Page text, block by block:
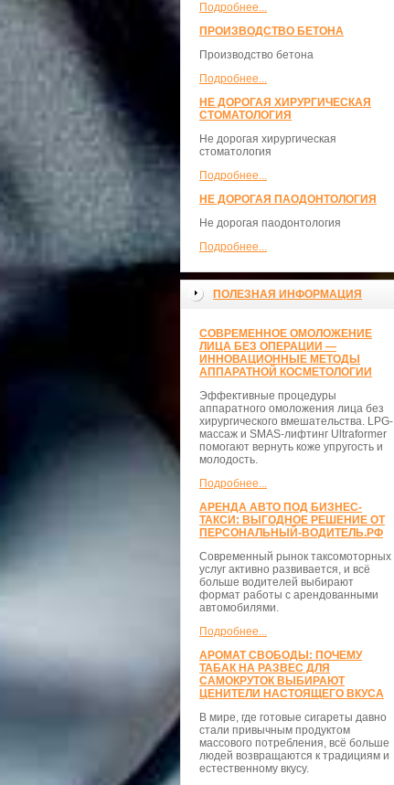
Подробнее...
ПРОИЗВОДСТВО БЕТОНА
Производство бетона
Подробнее...
НЕ ДОРОГАЯ ХИРУРГИЧЕСКАЯ
СТОМАТОЛОГИЯ
Не дорогая хирургическая
стоматология
Подробнее...
НЕ ДОРОГАЯ ПАОДОНТОЛОГИЯ
Не дорогая паодонтология
Подробнее...
ПОЛЕЗНАЯ ИНФОРМАЦИЯ
СОВРЕМЕННОЕ ОМОЛОЖЕНИЕ
ЛИЦА БЕЗ ОПЕРАЦИИ —
ИННОВАЦИОННЫЕ МЕТОДЫ
АППАРАТНОЙ КОСМЕТОЛОГИИ
Эффективные процедуры
аппаратного омоложения лица без
хирургического вмешательства. LPG-
массаж и SMAS-лифтинг Ultraformer
помогают вернуть коже упругость и
молодость.
Подробнее...
АРЕНДА АВТО ПОД БИЗНЕС-
ТАКСИ: ВЫГОДНОЕ РЕШЕНИЕ ОТ
ПЕРСОНАЛЬНЫЙ-ВОДИТЕЛЬ.РФ
Современный рынок таксомоторных
услуг активно развивается, и всё
больше водителей выбирают
формат работы с арендованными
автомобилями.
Подробнее...
АРОМАТ СВОБОДЫ: ПОЧЕМУ
ТАБАК НА РАЗВЕС ДЛЯ
САМОКРУТОК ВЫБИРАЮТ
ЦЕНИТЕЛИ НАСТОЯЩЕГО ВКУСА
В мире, где готовые сигареты давно
стали привычным продуктом
массового потребления, всё больше
людей возвращаются к традициям и
естественному вкусу.